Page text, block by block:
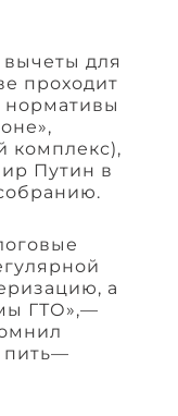
вычеты для
проходит
нормативы
комплекс),
Путин в
а
ГТО»,—
пить—